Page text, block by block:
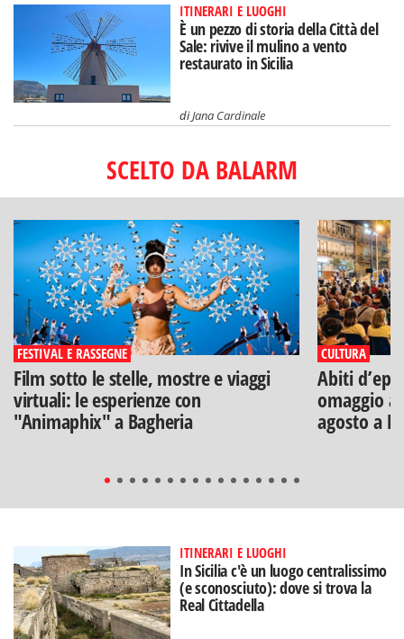
ITINERARI E LUOGHI
È un pezzo di storia della Città del
Sale: rivive il mulino a vento
restaurato in Sicilia
diJana Cardinale
SCELTO DA BALARM
FESTIVAL E RASSEGNE
Film sotto le stelle, mostre e viaggi
virtuali: le esperienze con
"Animaphix" a Bagheria
CULTURA
Abiti
omaggio
agosto a
ITINERARI E LUOGHI
In Sicilia c'è un luogo centralissimo
(e sconosciuto): dove si trova la
Real Cittadella